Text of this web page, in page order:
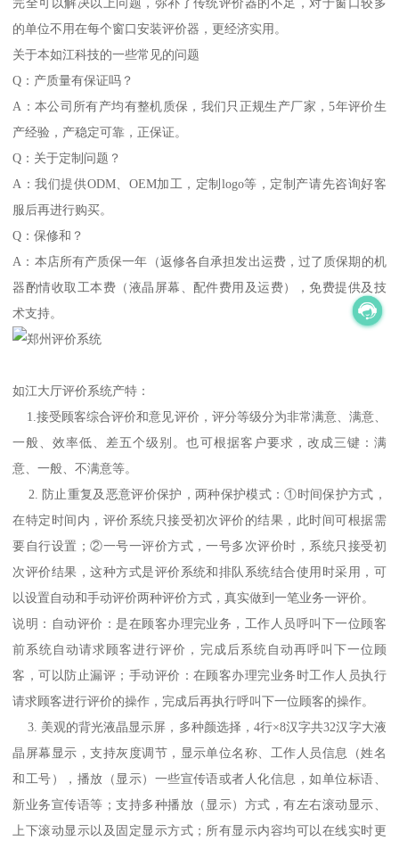
的单位不用在每个窗口安装评价器，更经济实用。
关于本如江科技的一些常见的问题
Q：产质量有保证吗？
A：本公司所有产均有整机质保，我们只正规生产厂家，5年评价生
产经验，产稳定可靠，正保证。
Q：关于定制问题？
A：我们提供ODM、OEM加工，定制logo等，定制产请先咨询好客
服后再进行购买。
Q：保修和？
A：本店所有产质保一年（返修各自承担发出运费，过了质保期的机
器酌情收取工本费（液晶屏幕、配件费用及运费），免费提供及技
术支持。
如江大厅评价系统产特：
1.接受顾客综合评价和意见评价，评分等级分为非常满意、满意、
一般、效率低、差五个级别。也可根据客户要求，改成三键：满
意、一般、不满意等。
2. 防止重复及恶意评价保护，两种保护模式：①时间保护方式，
在特定时间内，评价系统只接受初次评价的结果，此时间可根据需
要自行设置；②一号一评价方式，一号多次评价时，系统只接受初
次评价结果，这种方式是评价系统和排队系统结合使用时采用，可
以设置自动和手动评价两种评价方式，真实做到一笔业务一评价。
说明：自动评价：是在顾客办理完业务，工作人员呼叫下一位顾客
前系统自动请求顾客进行评价，完成后系统自动再呼叫下一位顾
客，可以防止漏评；手动评价：在顾客办理完业务时工作人员执行
请求顾客进行评价的操作，完成后再执行呼叫下一位顾客的操作。
3. 美观的背光液晶显示屏，多种颜选择，4行×8汉字共32汉字大液
晶屏幕显示，支持灰度调节，显示单位名称、工作人员信息（姓名
和工号），播放（显示）一些宣传语或者人化信息，如单位标语、
新业务宣传语等；支持多种播放（显示）方式，有左右滚动显示、
上下滚动显示以及固定显示方式；所有显示内容均可以在线实时更